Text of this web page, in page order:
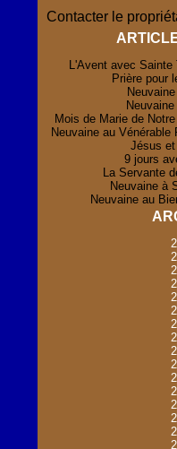
Contacter le
L'Avent avec
Prière pour
Mois de Marie de
Neuvaine au Vénérable
Jésus
9 jours
La Servante
Neuvaine à
Neuvaine au